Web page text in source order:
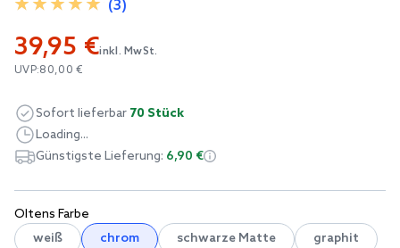
of
images
gallery
(3)
39,95 €inkl. MwSt.
UVP:80,00 €
Oltens Farbe
weiß
chrom schwarze Matte graphit
Sofort lieferbar 70 Stück
Loading...
Günstigste Lieferung: 6,90 €